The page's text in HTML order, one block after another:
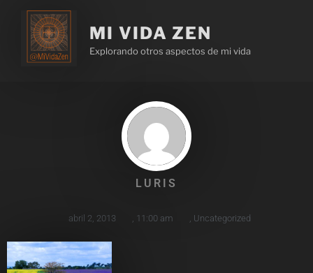
MI VIDA ZEN
Explorando otros aspectos de mi vida
LURIS
abril 2, 2013 11:00 am Uncategorized